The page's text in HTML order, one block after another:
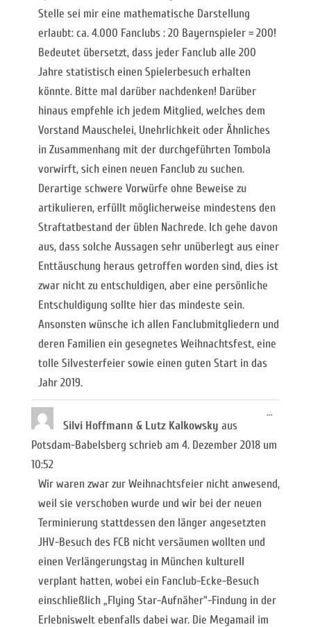
Stelle sei mir eine mathematische Darstellung
erlaubt: ca. 4.000 Fanclubs : 20 Bayernspieler = 200!
Bedeutet übersetzt, dass jeder Fanclub alle 200
Jahre statistisch einen Spielerbesuch erhalten
könnte. Bitte mal darüber nachdenken! Darüber
hinaus empfehle ich jedem Mitglied, welches dem
Vorstand Mauschelei, Unehrlichkeit oder Ähnliches
in Zusammenhang mit der durchgeführten Tombola
vorwirft, sich einen neuen Fanclub zu suchen.
Derartige schwere Vorwürfe ohne Beweise zu
artikulieren, erfüllt möglicherweise mindestens den
Straftatbestand der üblen Nachrede. Ich gehe davon
aus, dass solche Aussagen sehr unüberlegt aus einer
Enttäuschung heraus getroffen worden sind, dies ist
zwar nicht zu entschuldigen, aber eine persönliche
Entschuldigung sollte hier das mindeste sein.
Ansonsten wünsche ich allen Fanclubmitgliedern und
deren Familien ein gesegnetes Weihnachtsfest, eine
tolle Silvesterfeier sowie einen guten Start in das
Jahr 2019.
Silvi Hoffmann & Lutz Kalkowsky aus
Potsdam-Babelsberg schrieb am 4. Dezember 2018 um
10:52
Wir waren zwar zur Weihnachtsfeier nicht anwesend,
weil sie verschoben wurde und wir bei der neuen
Terminierung stattdessen den länger angesetzten
JHV-Besuch des FCB nicht versäumen wollten und
einen Verlängerungstag in München kulturell
verplant hatten, wobei ein Fanclub-Ecke-Besuch
einschließlich „Flying Star-Aufnäher“-Findung in der
Erlebniswelt ebenfalls dabei war. Die Megamail im
...